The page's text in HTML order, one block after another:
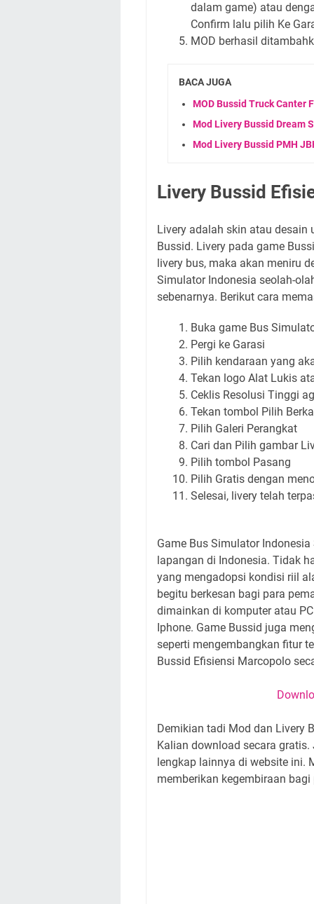
dalam game) atau
Confirm lalu pilih Ke
MOD berhasil
BACA JUGA
MOD Bussid Truck Canter
Mod Livery Bussid Dream
Mod Livery Bussid PMH
Livery Bussid
Livery adalah skin atau
Bussid. Livery pada game
livery bus, maka akan meniru
Simulator Indonesia seolah-
sebenarnya. Berikut cara
Buka game Bus
Pergi ke Garasi
Pilih kendaraan yang
Tekan logo Alat Lukis
Ceklis Resolusi Tinggi
Tekan tombol Pilih
Pilih Galeri Perangkat
Cari dan Pilih gambar
Pilih tombol Pasang
Pilih Gratis dengan
Selesai, livery telah
Game Bus Simulator
lapangan di Indonesia. Tidak
yang mengadopsi kondisi riil
begitu berkesan bagi para
dimainkan di komputer atau
Iphone. Game Bussid juga
seperti mengembangkan fitur
Bussid Efisiensi Marcopolo
Demikian tadi Mod dan Livery
Kalian download secara
lengkap lainnya di website ini.
memberikan kegembiraan